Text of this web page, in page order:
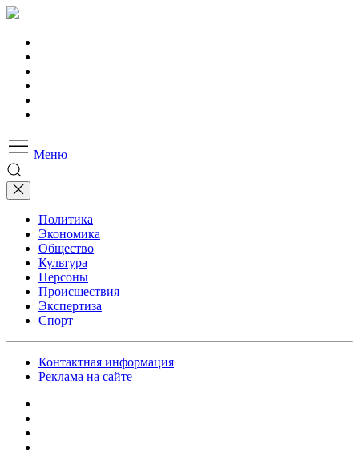
Меню
Политика
Экономика
Общество
Культура
Персоны
Происшествия
Экспертиза
Спорт
Контактная информация
Реклама на сайте